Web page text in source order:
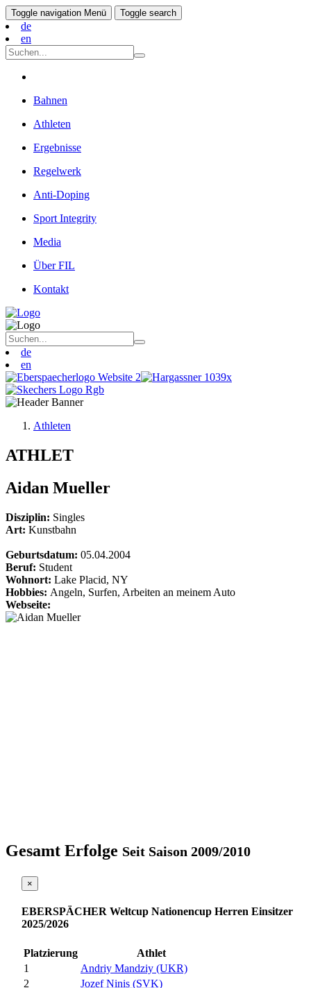
Toggle navigation Menü Toggle search
de
en
Bahnen
Athleten
Ergebnisse
Regelwerk
Anti-Doping
Sport Integrity
Media
Über FIL
Kontakt
de
en
Athleten
ATHLET
Aidan Mueller
Disziplin: Singles
Art: Kunstbahn
Geburtsdatum: 05.04.2004
Beruf: Student
Wohnort: Lake Placid, NY
Hobbies: Angeln, Surfen, Arbeiten an meinem Auto
Webseite:
Gesamt Erfolge Seit Saison 2009/2010
×
EBERSPÄCHER Weltcup Nationencup Herren Einsitzer
2025/2026
Platzierung
Athlet
1
Andriy Mandziy (UKR)
2
Jozef Ninis (SVK)